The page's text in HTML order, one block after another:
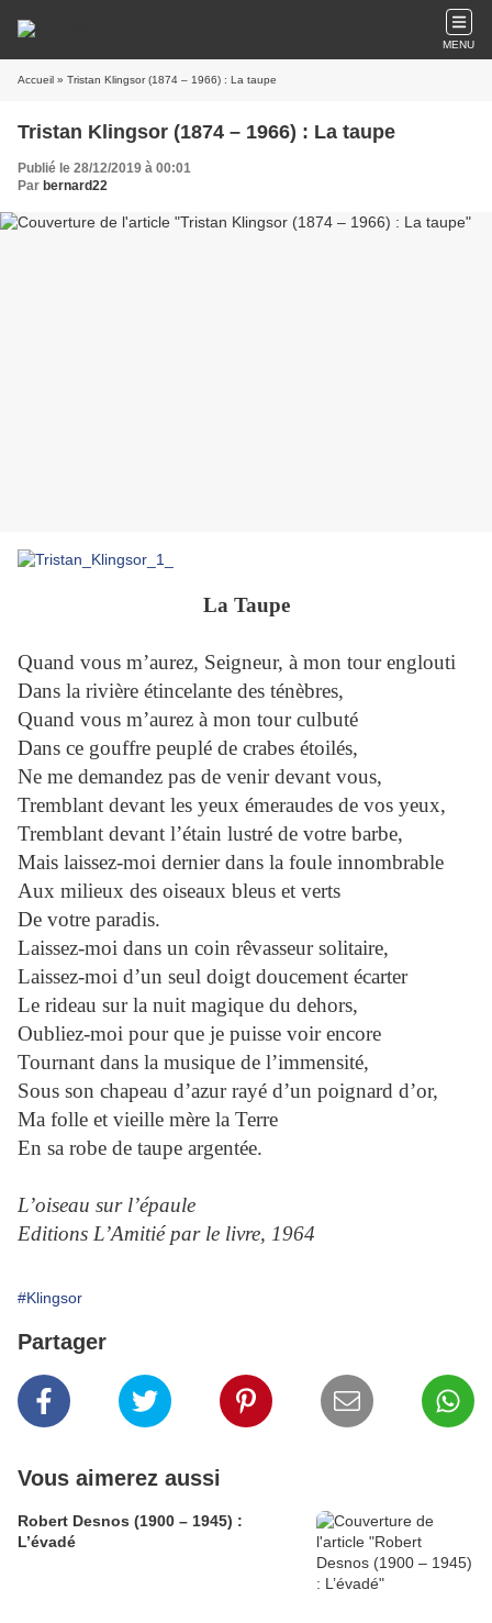
MENU
Accueil » Tristan Klingsor (1874 – 1966) : La taupe
Tristan Klingsor (1874 – 1966) : La taupe
Publié le 28/12/2019 à 00:01
Par bernard22
La Taupe
Quand vous m’aurez, Seigneur, à mon tour englouti
Dans la rivière étincelante des ténèbres,
Quand vous m’aurez à mon tour culbuté
Dans ce gouffre peuplé de crabes étoilés,
Ne me demandez pas de venir devant vous,
Tremblant devant les yeux émeraudes de vos yeux,
Tremblant devant l’étain lustré de votre barbe,
Mais laissez-moi dernier dans la foule innombrable
Aux milieux des oiseaux bleus et verts
De votre paradis.
Laissez-moi dans un coin rêvasseur solitaire,
Laissez-moi d’un seul doigt doucement écarter
Le rideau sur la nuit magique du dehors,
Oubliez-moi pour que je puisse voir encore
Tournant dans la musique de l’immensité,
Sous son chapeau d’azur rayé d’un poignard d’or,
Ma folle et vieille mère la Terre
En sa robe de taupe argentée.
L’oiseau sur l’épaule
Editions L’Amitié par le livre, 1964
#Klingsor
Partager
Vous aimerez aussi
Robert Desnos (1900 – 1945) :
L’évadé